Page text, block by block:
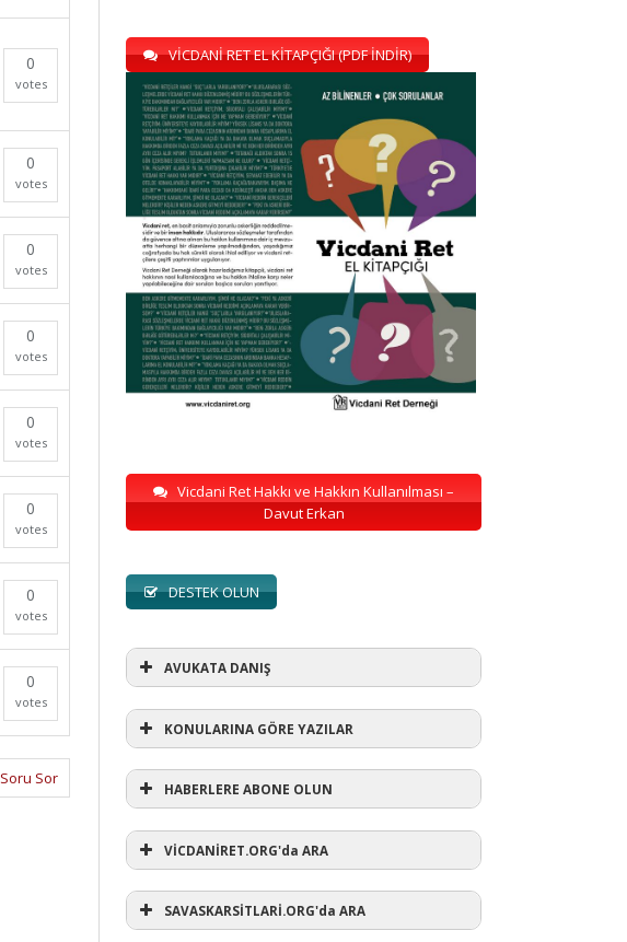
0
votes
0
votes
0
votes
0
votes
0
votes
0
votes
0
votes
0
votes
Soru Sor
VİCDANİ RET EL KİTAPÇIĞI (PDF İNDİR)
Vicdani Ret Hakkı ve Hakkın Kullanılması –
Davut Erkan
DESTEK OLUN
AVUKATA DANIŞ
AVUKATA DANIŞ
KONULARINA GÖRE YAZILAR
KONULARINA GÖRE YAZILAR
#refusewar(1)
'dur' ihtarı(3)
HABERLERE ABONE OLUN
VİCDANİRET.ORG'da ARA
SAVASKARSİTLARİ.ORG'da ARA